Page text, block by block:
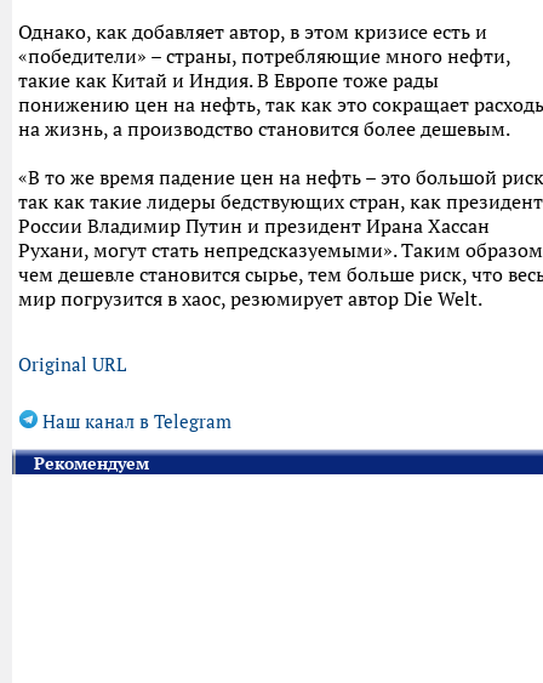
Однако, как добавляет автор, в этом кризисе есть и
«победители» – страны, потребляющие много нефти,
такие как Китай и Индия. В Европе тоже рады
понижению цен на нефть, так как это сокращает
на жизнь, а производство становится более дешевым.
«В то же время падение цен на нефть – это большой
так как такие лидеры бедствующих стран, как президент
России Владимир Путин и президент Ирана Хассан
Рухани, могут стать непредсказуемыми». Таким
чем дешевле становится сырье, тем больше риск, что
мир погрузится в хаос, резюмирует автор Die Welt.
Original URL
Наш канал в Telegram
Рекомендуем